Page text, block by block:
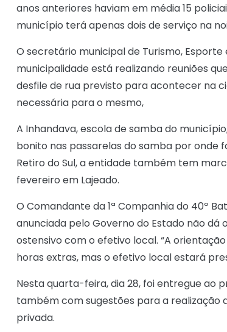
anos anteriores haviam em média 15
município terá apenas dois de serviço na
O secretário municipal de Turismo, Esporte
municipalidade está realizando reuniões
desfile de rua previsto para acontecer na
necessária para o mesmo,
A Inhandava, escola de samba do
bonito nas passarelas do samba por onde
Retiro do Sul, a entidade também tem
fevereiro em Lajeado.
O Comandante da 1ª Companhia do 40º
anunciada pelo Governo do Estado não
ostensivo com o efetivo local. “A
horas extras, mas o efetivo local estará
Nesta quarta-feira, dia 28, foi entregue ao
também com sugestões para a
privada.